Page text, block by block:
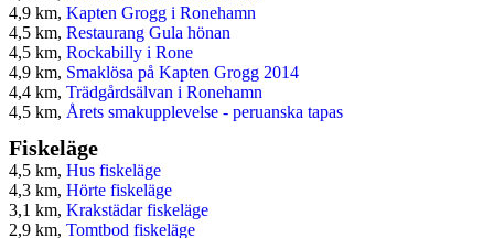
4,9 km, Kapten Grogg i Ronehamn
4,5 km, Restaurang Gula hönan
4,5 km, Rockabilly i Rone
4,9 km, Smaklösa på Kapten Grogg 2014
4,4 km, Trädgårdsälvan i Ronehamn
4,5 km, Årets smakupplevelse - peruanska tapas
Fiskeläge
4,5 km, Hus fiskeläge
4,3 km, Hörte fiskeläge
3,1 km, Krakstädar fiskeläge
2,9 km, Tomtbod fiskeläge